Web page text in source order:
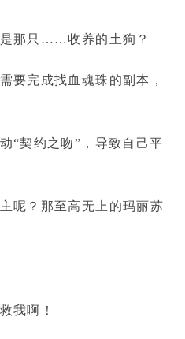
那只……收养的土狗？
要完成找血魂珠的副本，
“契约之吻”，导致自己平
呢？那至高无上的玛丽苏
我啊！